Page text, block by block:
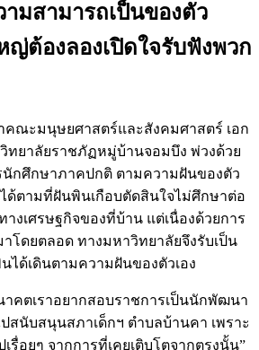
มสามารถเป็นของตัว
ญ่ต้องลองเปิดใจรับฟังพวก
ณะมนุษยศาสตร์และสังคมศาสตร์ เอก
ยาลัยราชภัฏหมู่บ้านจอมบึง พ่วงด้วย
กศึกษาภาคปกติ ตามความฝันของตัว
ได้ตามที่ฝันพินเกือบตัดสินใจไม่ศึกษาต่อ
างเศรษฐกิจของที่บ้าน แต่เนื่องด้วยการ
โดยตลอด ทางมหาวิทยาลัยจึงรับเป็น
ได้เดินตามความฝันของตัวเอง
คตเราอยากสอบราชการเป็นนักพัฒนา
สนับสนุนสภาเด็กฯ ตำบลบ้านคา เพราะ
รื่อยๆ จากการที่เคยเติบโตจากตรงนั้น”